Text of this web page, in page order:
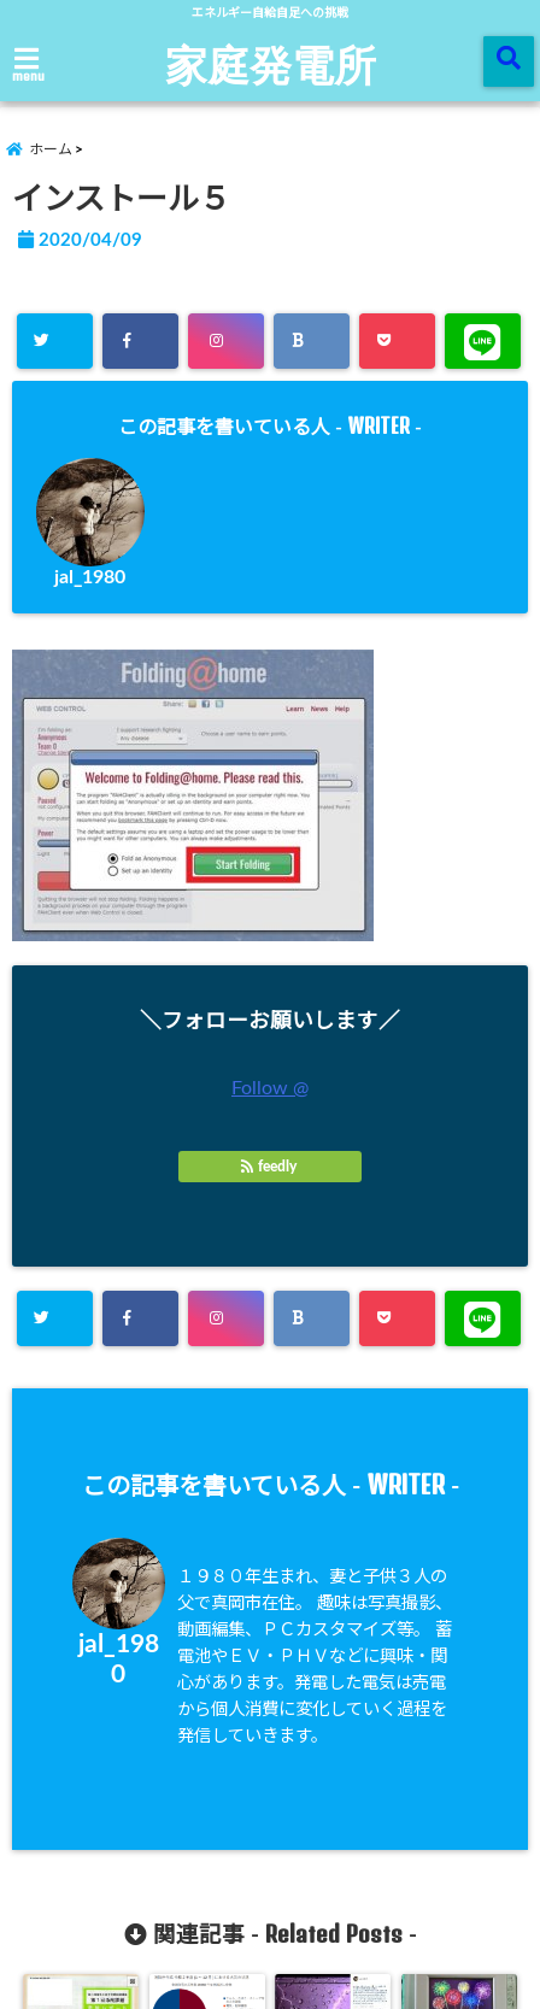
エネルギー自給自足への挑戦
menu 家庭発電所
ホーム
インストール５
2020/04/09
この記事を書いている人 - WRITER -
jal_1980
＼フォローお願いします／
Follow @
feedly
この記事を書いている人 - WRITER-
jal_198
0
１９８０年生まれ、妻と子供３人の
父で真岡市在住。 趣味は写真撮影、
動画編集、ＰＣカスタマイズ等。 蓄
電池やＥＶ・ＰＨＶなどに興味・関
心があります。発電した電気は売電
から個人消費に変化していく過程を
発信していきます。
関連記事 - Related Posts-